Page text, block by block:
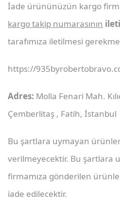
İade ürününüzün kargo
kargo takip numarasının
tarafımıza iletilmesi
https://
Adres: Molla Fenari Mah.
Çemberlitaş , Fatih, İstanbul
Bu şartlara uymayan
verilmeyecektir. Bu şartlara
firmamıza gönderilen
iade edilecektir.